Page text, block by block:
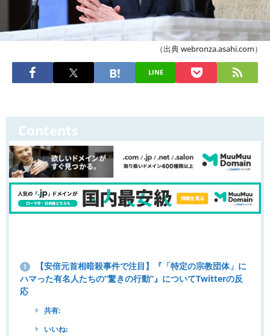
（出典 webronza.asahi.com）
LINE
Contents
1
【安倍元首相暗殺事件で注目】『「特定の宗教団体」に
ハマった有名人たちの“驚きの行動”』についてTwitterの反
応
共有:
いいね: